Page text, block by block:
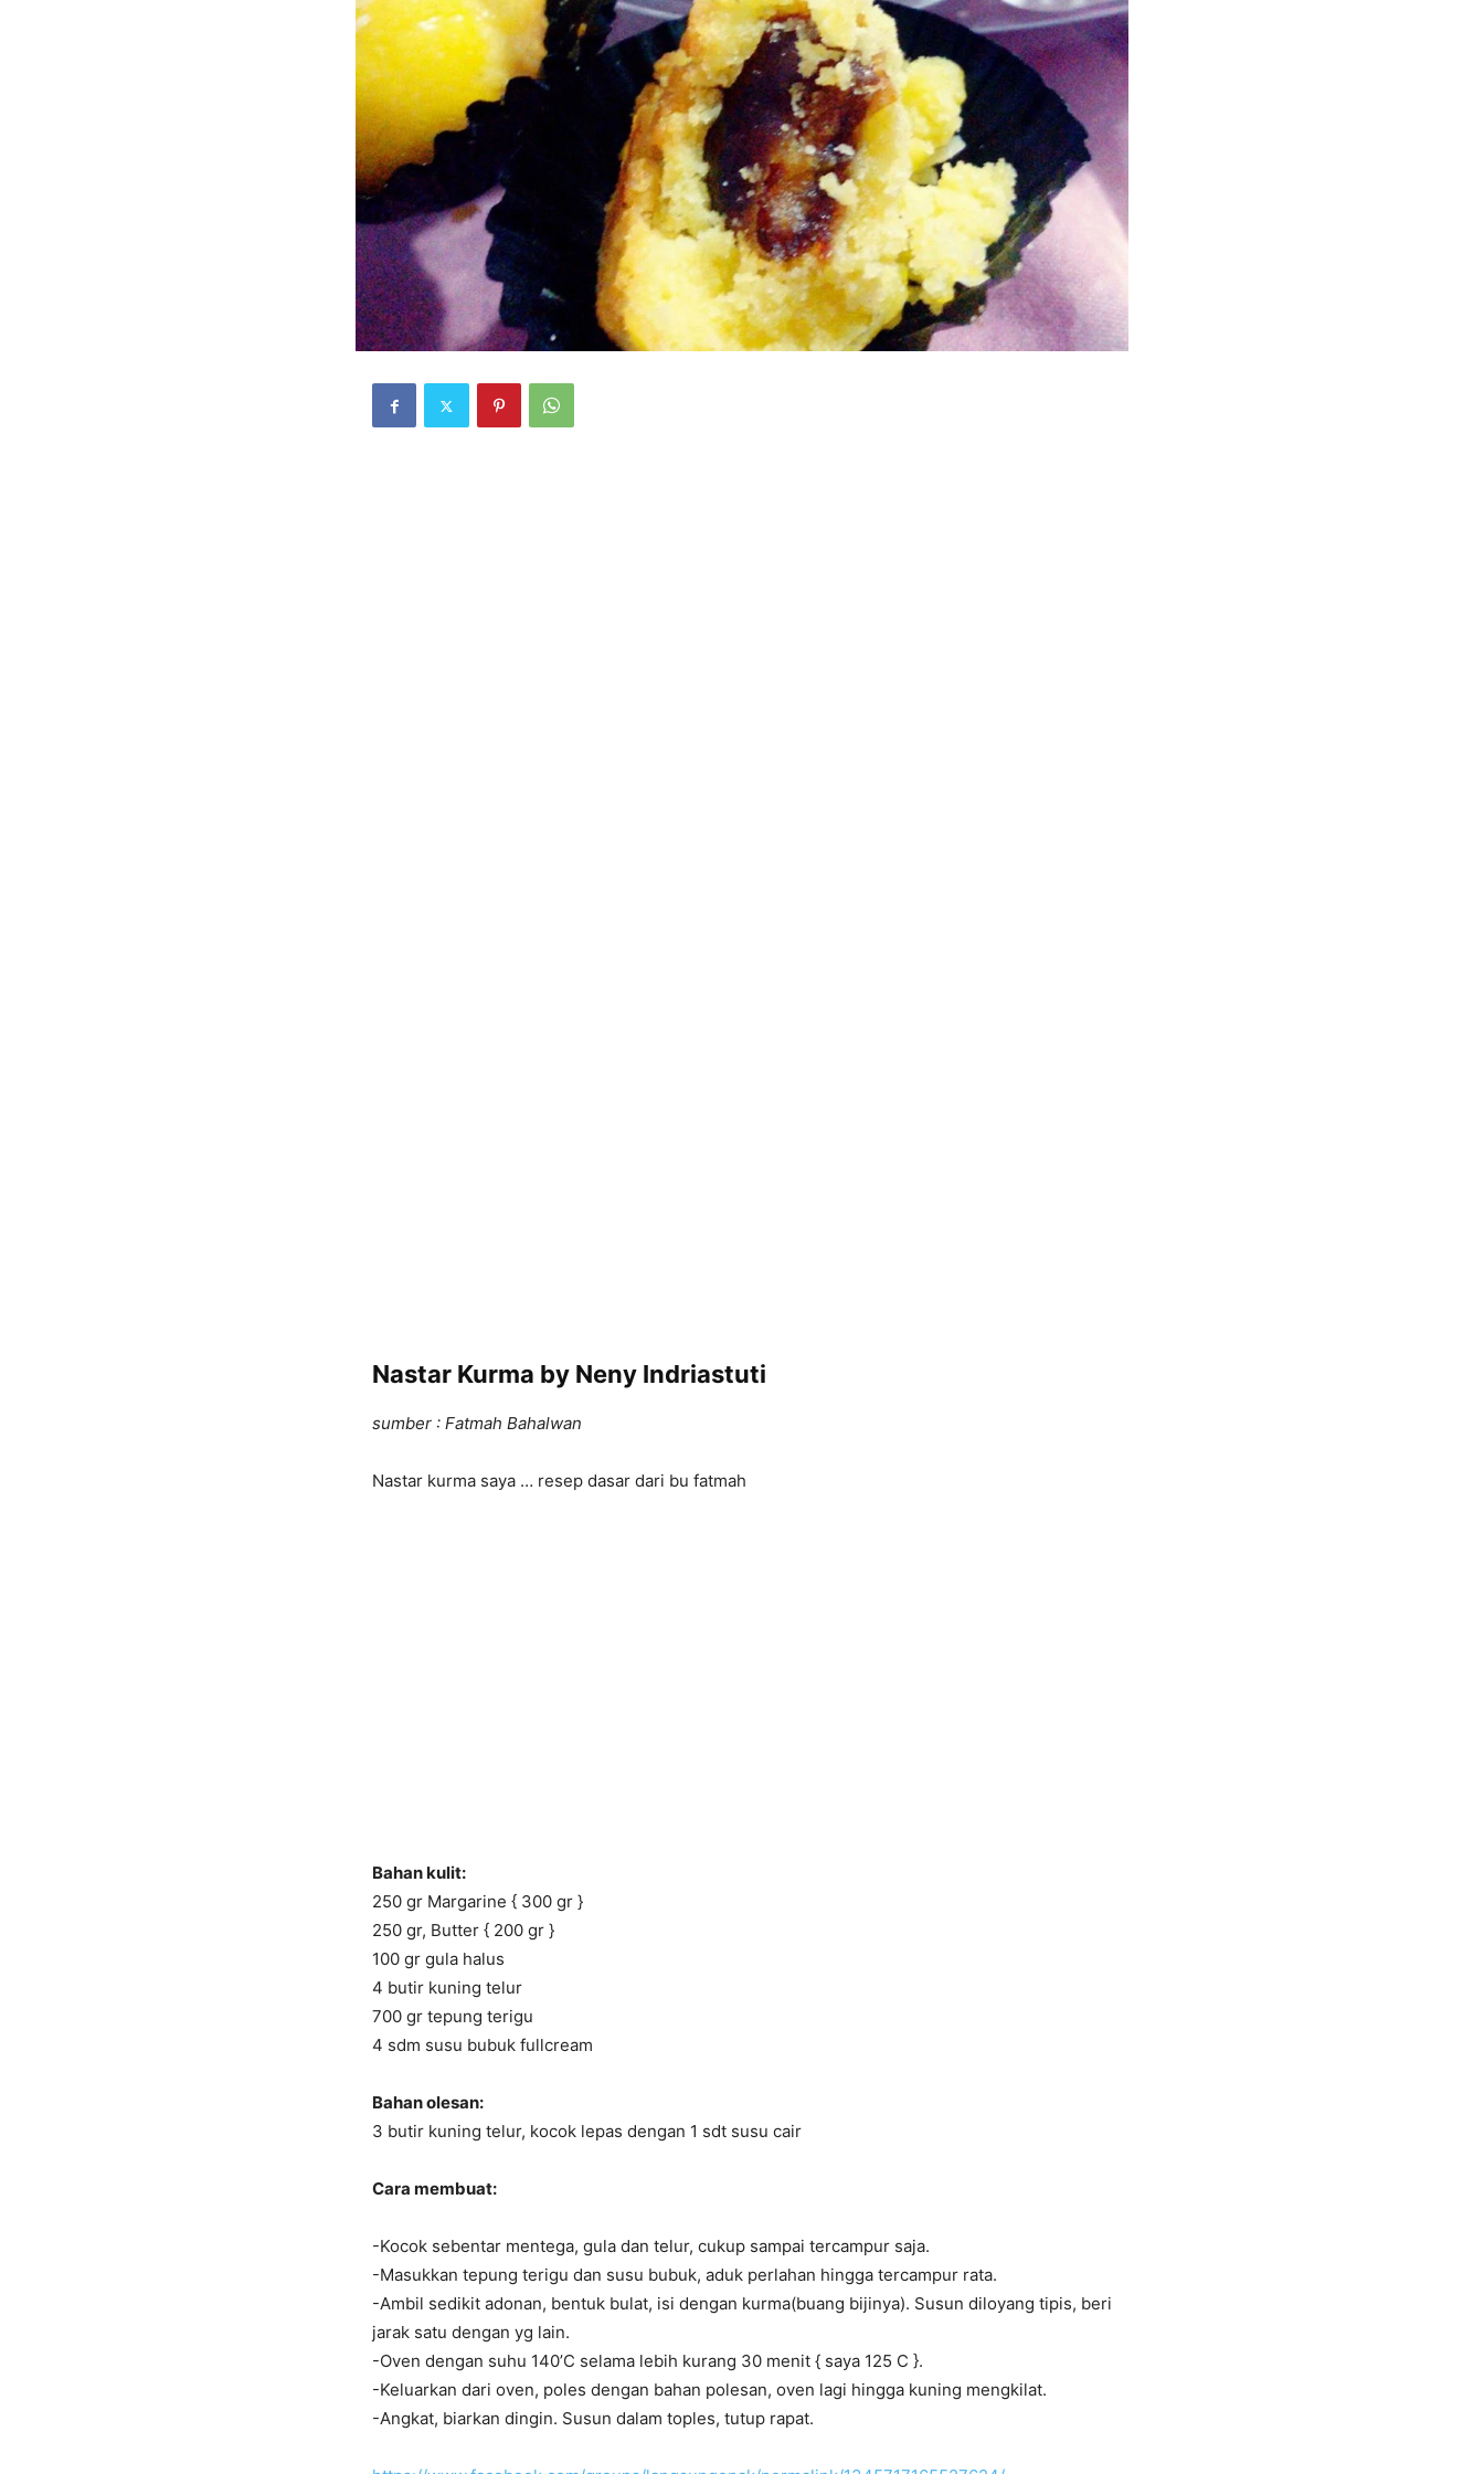
Nastar Kurma by Neny Indriastuti
sumber : Fatmah Bahalwan
Nastar kurma saya … resep dasar dari bu fatmah
Bahan kulit:
250 gr Margarine { 300 gr }
250 gr, Butter { 200 gr }
100 gr gula halus
4 butir kuning telur
700 gr tepung terigu
4 sdm susu bubuk fullcream
Bahan olesan:
3 butir kuning telur, kocok lepas dengan 1 sdt susu cair
Cara membuat:
-Kocok sebentar mentega, gula dan telur, cukup sampai tercampur saja.
-Masukkan tepung terigu dan susu bubuk, aduk perlahan hingga tercampur rata.
-Ambil sedikit adonan, bentuk bulat, isi dengan kurma(buang bijinya). Susun diloyang tipis, beri
jarak satu dengan yg lain.
-Oven dengan suhu 140’C selama lebih kurang 30 menit { saya 125 C }.
-Keluarkan dari oven, poles dengan bahan polesan, oven lagi hingga kuning mengkilat.
-Angkat, biarkan dingin. Susun dalam toples, tutup rapat.